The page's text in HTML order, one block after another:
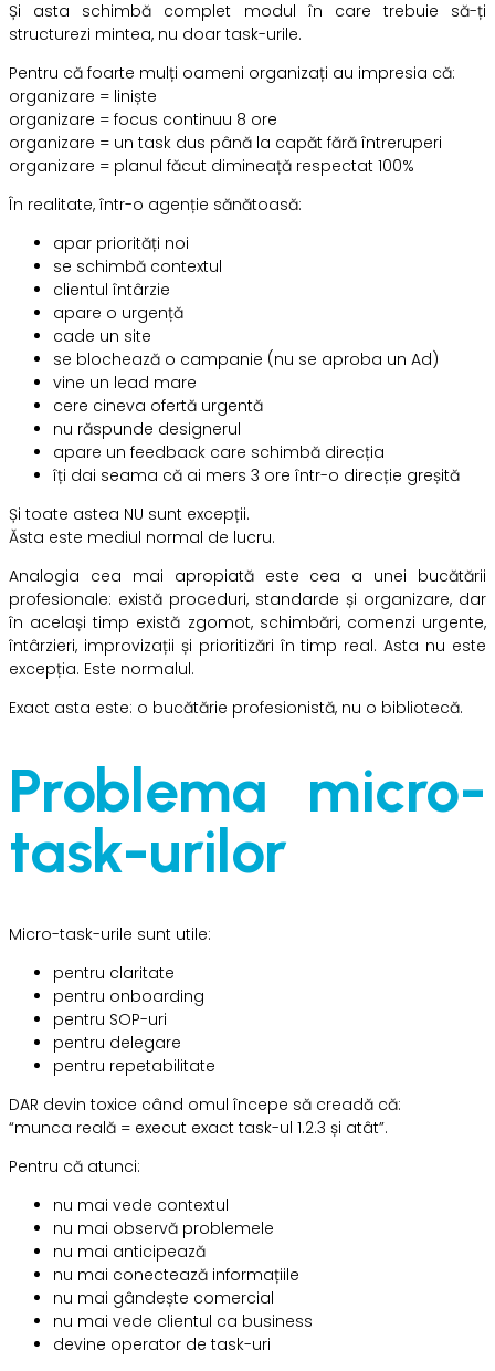
Și asta schimbă complet modul în care trebuie să-ți
structurezi mintea, nu doar task-urile.
Pentru că foarte mulți oameni organizați au impresia că:
organizare = liniște
organizare = focus continuu 8 ore
organizare = un task dus până la capăt fără întreruperi
organizare = planul făcut dimineață respectat 100%
În realitate, într-o agenție sănătoasă:
apar priorități noi
se schimbă contextul
clientul întârzie
apare o urgență
cade un site
se blochează o campanie (nu se aproba un Ad)
vine un lead mare
cere cineva ofertă urgentă
nu răspunde designerul
apare un feedback care schimbă direcția
îți dai seama că ai mers 3 ore într-o direcție greșită
Și toate astea NU sunt excepții.
Ăsta este mediul normal de lucru.
Analogia cea mai apropiată este cea a unei bucătării
profesionale: există proceduri, standarde și organizare, dar
în același timp există zgomot, schimbări, comenzi urgente,
întârzieri, improvizații și prioritizări în timp real. Asta nu este
excepția. Este normalul.
Exact asta este: o bucătărie profesionistă, nu o bibliotecă.
Problema micro-
task-urilor
Micro-task-urile sunt utile:
pentru claritate
pentru onboarding
pentru SOP-uri
pentru delegare
pentru repetabilitate
DAR devin toxice când omul începe să creadă că:
“munca reală = execut exact task-ul 1.2.3 și atât”.
Pentru că atunci:
nu mai vede contextul
nu mai observă problemele
nu mai anticipează
nu mai conectează informațiile
nu mai gândește comercial
nu mai vede clientul ca business
devine operator de task-uri